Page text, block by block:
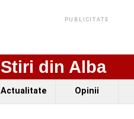
PUBLICITATE
Stiri din Alba
Actualitate Opinii